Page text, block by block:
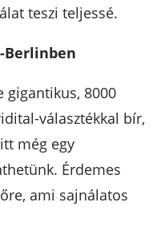
teszi teljessé.
Berlinben
gigantikus, 8000
választékkal bír,
még egy
Érdemes
ami sajnálatos